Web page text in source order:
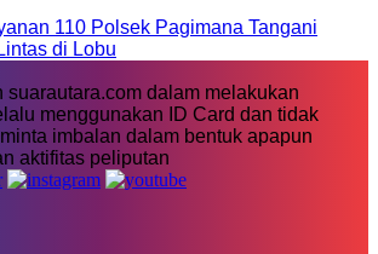
110 Polsek Pagimana Tangani
di Lobu
suarautara.com dalam melakukan
menggunakan ID Card dan tidak
imbalan dalam bentuk apapun
aktifitas peliputan